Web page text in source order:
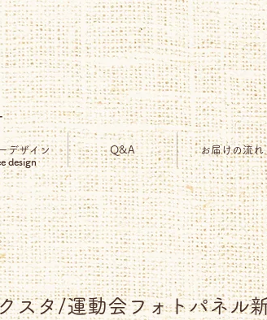
デザイン Q&A お届けの流れ
design
スタ/運動会フォトパネル